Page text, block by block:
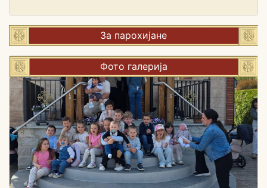
За парохијане
Фото галерија